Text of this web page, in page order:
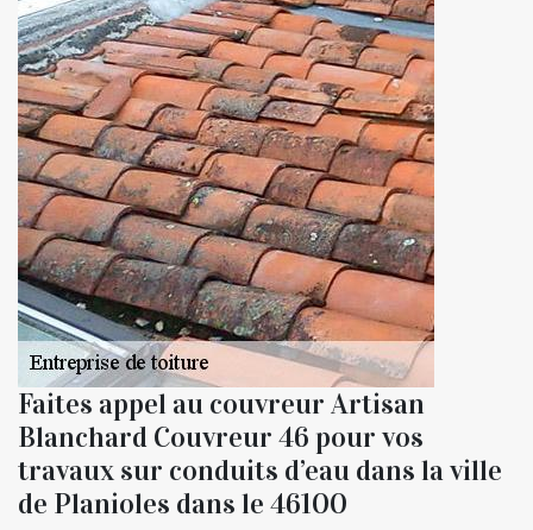
Faites appel au couvreur Artisan
Blanchard Couvreur 46 pour vos
travaux sur conduits d’eau dans la ville
de Planioles dans le 46100